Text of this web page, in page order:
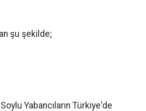
şu şekilde;
Yabancıların Türkiye'de